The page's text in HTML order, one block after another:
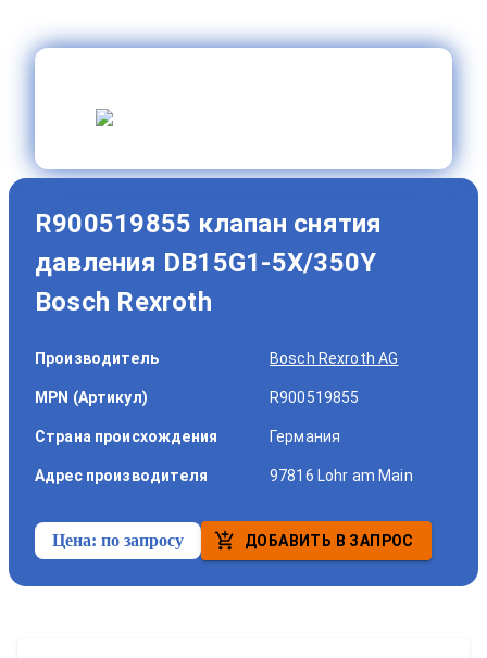
R900519855 клапан снятия
давления DB15G1-5X/350Y
Bosch Rexroth
Производитель Bosch Rexroth AG
MPN (Артикул) R900519855
Страна происхождения Германия
Адрес производителя 97816 Lohr am Main
Цена: по запросу ДОБАВИТЬ В ЗАПРОС